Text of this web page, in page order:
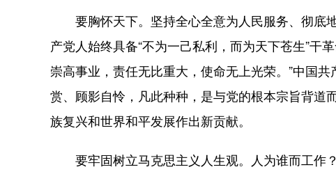
要胸怀天下。坚持全心全意为人民服务、彻底
产党人始终具备“不为一己私利，而为天下苍生”干
崇高事业，责任无比重大，使命无上光荣。”中国
赏、顾影自怜，凡此种种，是与党的根本宗旨背道
族复兴和世界和平发展作出新贡献。
要牢固树立马克思主义人生观。人为谁而工作